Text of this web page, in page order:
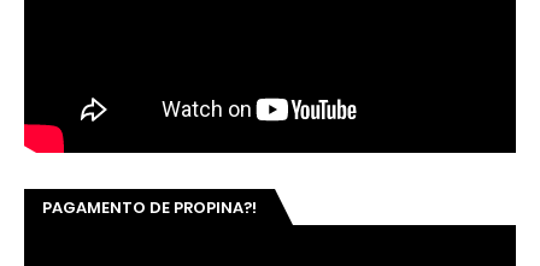
PAGAMENTO DE PROPINA?!